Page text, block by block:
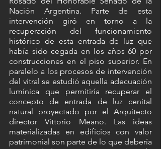
Nación Argentina. Parte de esta
intervención giró en torno a la
recuperación del funcionamiento
histórico de esta entrada de luz que
había sido cegada en los años 60 por
construcciones en el piso superior. En
paralelo a los procesos de intervención
del vitral se estudió aquella adecuación
lumínica que permitiría recuperar el
concepto de entrada de luz cenital
natural proyectado por el Arquitecto
director Vittorio Meano. Las ideas
materializadas en edificios con valor
patrimonial son parte de lo que debería